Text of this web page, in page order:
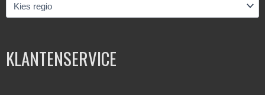
KLANTENSERVICE